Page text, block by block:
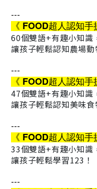
---
《 FOOD超人認知手
60個雙語+有趣小知識
讓孩子輕鬆認知農場動
---
《 FOOD超人認知
47個雙語+有趣小知識
讓孩子輕鬆認知美味食
---
《 FOOD超人認知手
33個雙語+有趣小知識
讓孩子輕鬆學習123！
---